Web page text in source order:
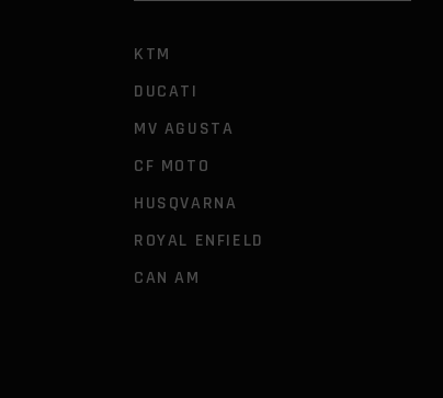
KTM
DUCATI
MV AGUSTA
CF MOTO
HUSQVARNA
ROYAL ENFIELD
CAN AM